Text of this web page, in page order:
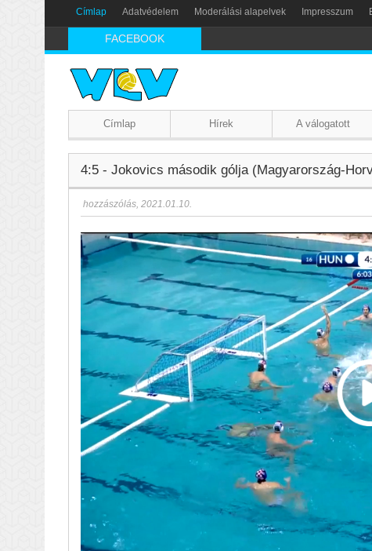
Címlap Adatvédelem Moderálási alapelvek Impresszum
FACEBOOK
Címlap Hírek A válogatott
4:5 - Jokovics második gólja (Magyarország-
hozzászólás, 2021.01.10.